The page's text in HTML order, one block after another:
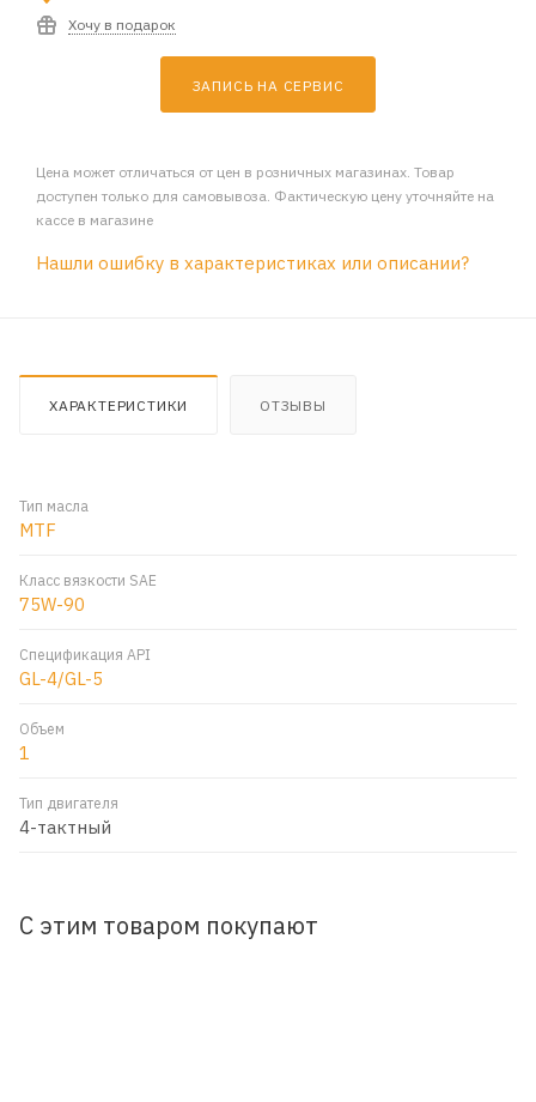
Хочу в подарок
ЗАПИСЬ НА СЕРВИС
Цена может отличаться от цен в розничных магазинах. Товар
доступен только для самовывоза. Фактическую цену уточняйте на
кассе в магазине
Нашли ошибку в характеристиках или описании?
ХАРАКТЕРИСТИКИ ОТЗЫВЫ
Тип масла
MTF
Класс вязкости SAE
75W-90
Спецификация API
GL-4/GL-5
Объем
1
Тип двигателя
4-тактный
С этим товаром покупают